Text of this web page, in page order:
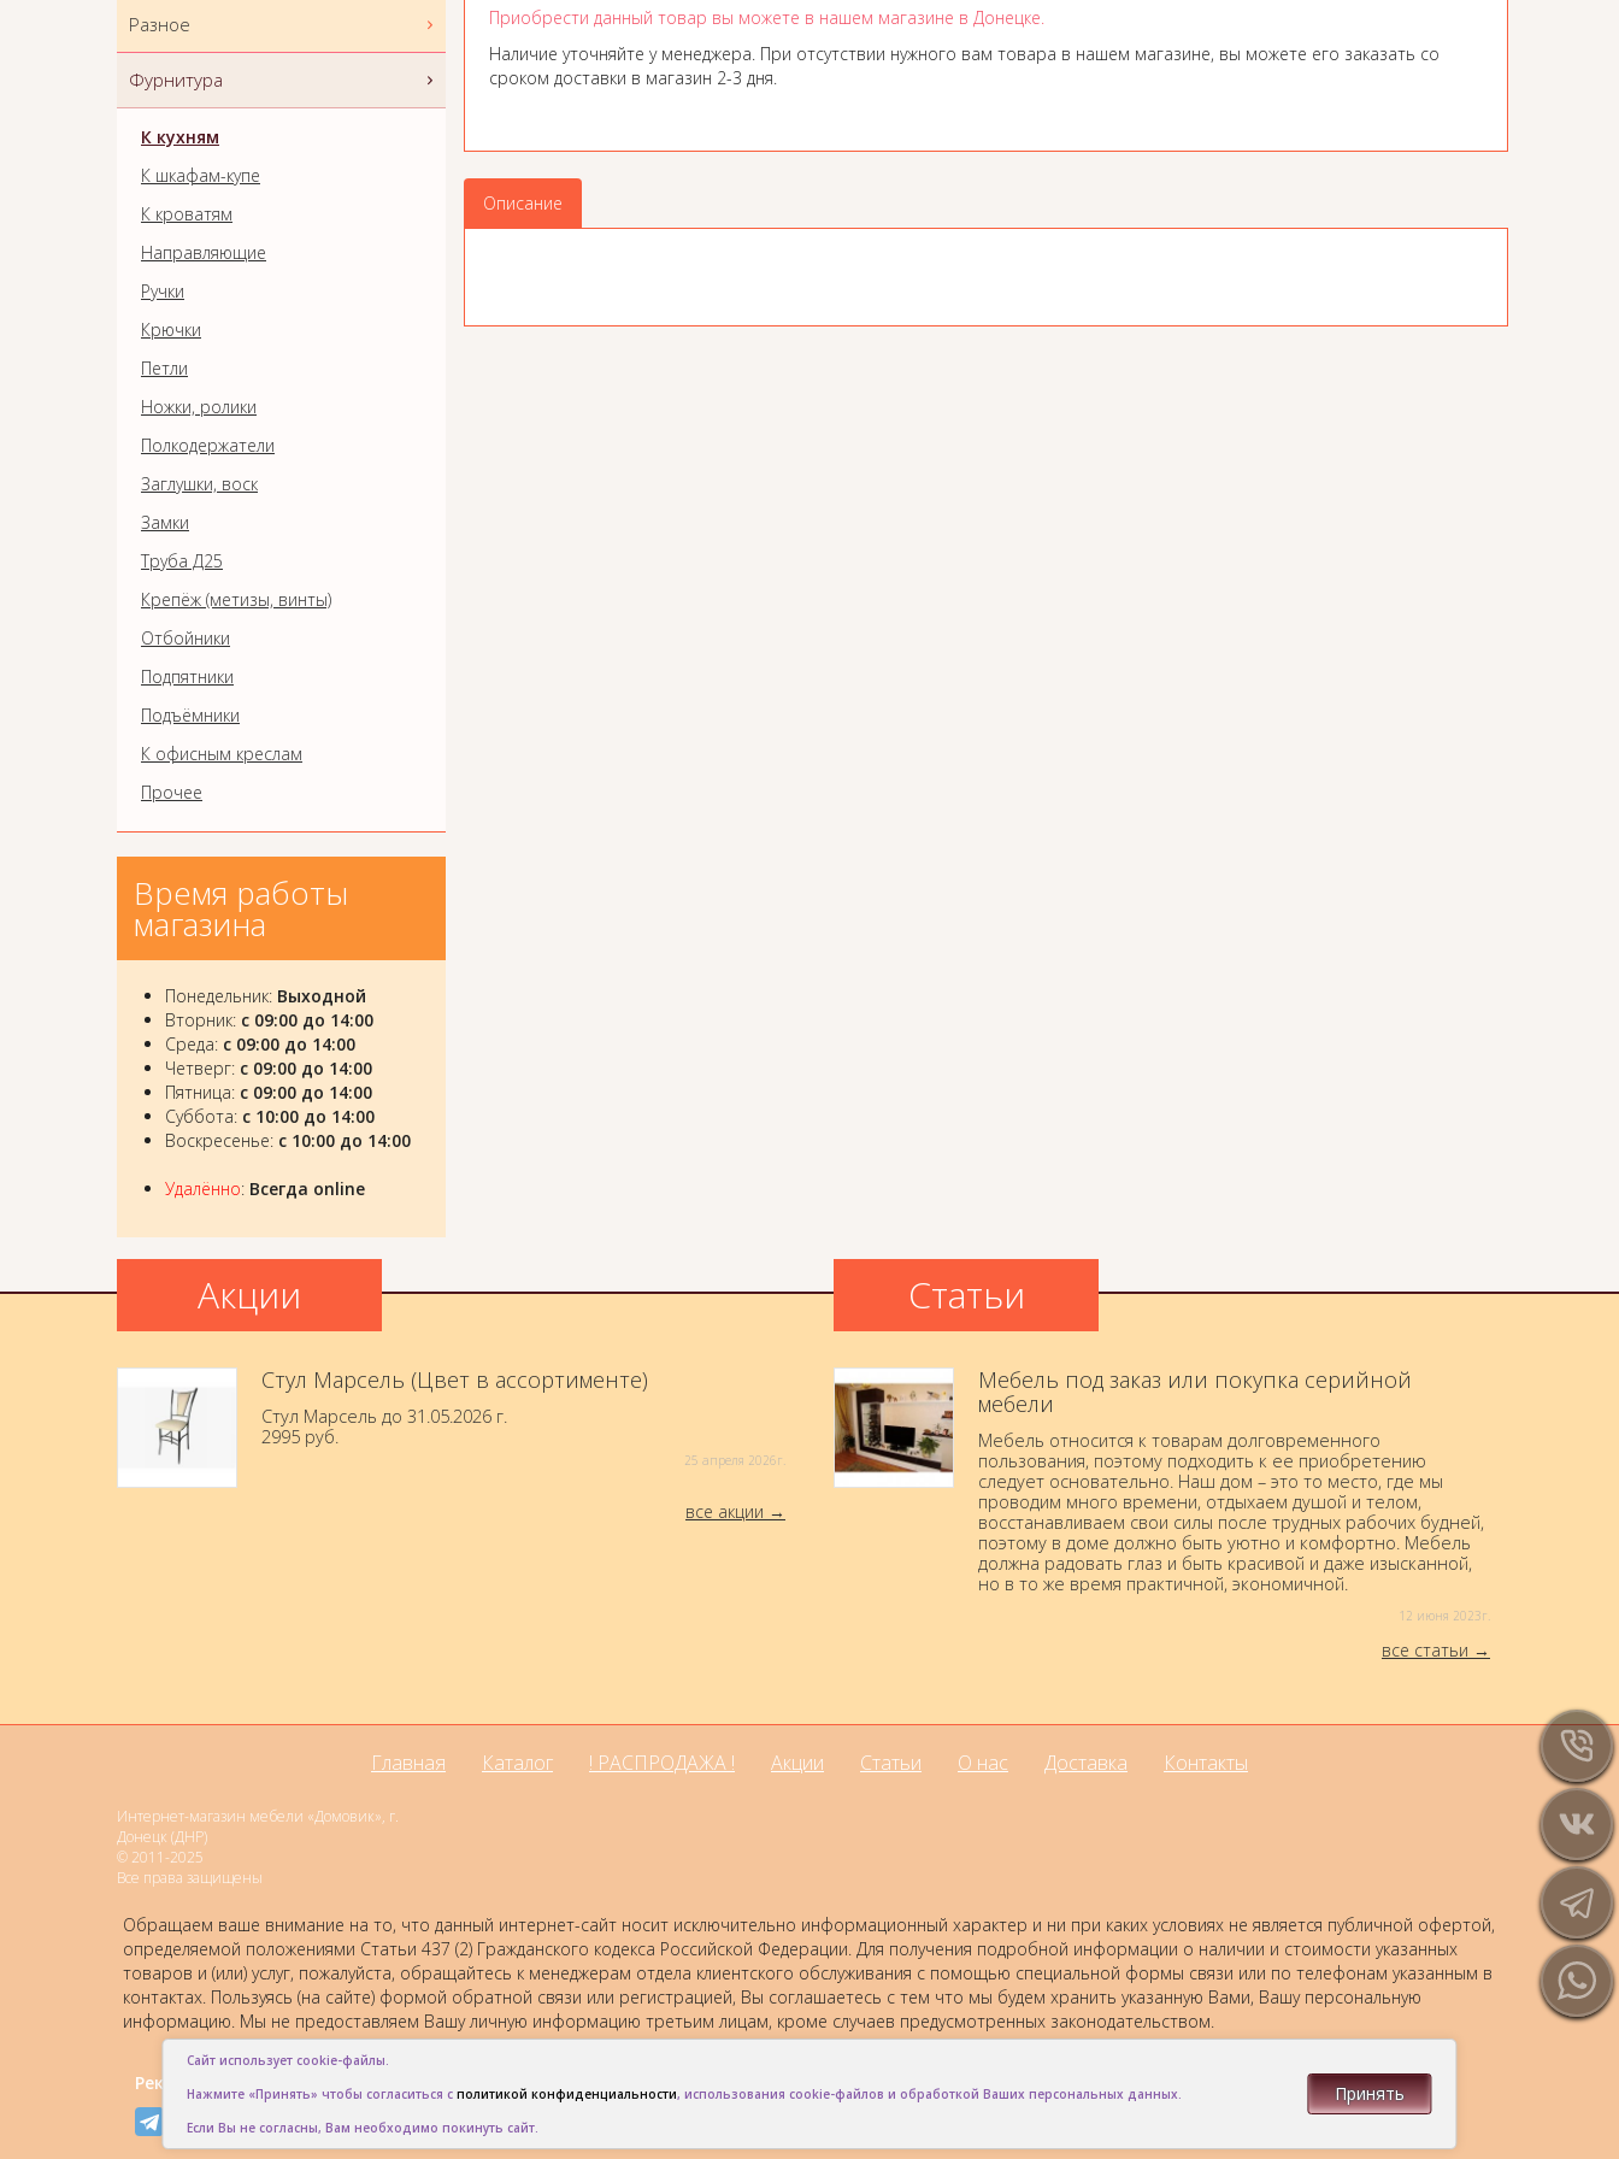
Приобрести данный товар вы можете в нашем магазине в Донецке.
Наличие уточняйте у менеджера. При отсутствии нужного вам товара в нашем магазине, вы можете его заказать со
сроком доставки в магазин 2-3 дня.
Описание
Разное
Фурнитура
К кухням
К шкафам-купе
К кроватям
Направляющие
Ручки
Крючки
Петли
Ножки, ролики
Полкодержатели
Заглушки, воск
Замки
Труба Д25
Крепёж (метизы, винты)
Отбойники
Подпятники
Подъёмники
К офисным креслам
Прочее
Время работы
магазина
Понедельник: Выходной
Вторник: с 09:00 до 14:00
Среда: с 09:00 до 14:00
Четверг: с 09:00 до 14:00
Пятница: с 09:00 до 14:00
Суббота: с 10:00 до 14:00
Воскресенье: с 10:00 до 14:00
Удалённо: Всегда online
Акции
Стул Марсель (Цвет в ассортименте)
Стул Марсель до 31.05.2026 г.
2995 руб.
25 aпреля 2026г.
все акции
Статьи
Мебель под заказ или покупка серийной
мебели
Мебель относится к товарам долговременного
пользования, поэтому подходить к ее приобретению
следует основательно. Наш дом – это то место, где мы
проводим много времени, отдыхаем душой и телом,
восстанавливаем свои силы после трудных рабочих будней,
поэтому в доме должно быть уютно и комфортно. Мебель
должна радовать глаз и быть красивой и даже изысканной,
но в то же время практичной, экономичной.
12 июня 2023г.
все статьи
Главная Каталог ! РАСПРОДАЖА ! Акции Статьи О нас Доставка Контакты
Интернет-магазин мебели «Домовик», г.
Донецк (ДНР)
© 2011-2025
Все права защищены
Обращаем ваше внимание на то, что данный интернет-сайт носит исключительно информационный характер и ни при каких условиях не является публичной офертой,
определяемой положениями Статьи 437 (2) Гражданского кодекса Российской Федерации. Для получения подробной информации о наличии и стоимости указанных
товаров и (или) услуг, пожалуйста, обращайтесь к менеджерам отдела клиентского обслуживания с помощью специальной формы связи или по телефонам указанным в
контактах. Пользуясь (на сайте) формой обратной связи или регистрацией, Вы соглашаетесь с тем что мы будем хранить указанную Вами, Вашу персональную
информацию. Мы не предоставляем Вашу личную информацию третьим лицам, кроме случаев предусмотренных законодательством.
Рекомендовать друзьям:
Сайт использует cookie-файлы.
Нажмите «Принять» чтобы согласиться сполитикой конфиденциальности, использования cookie-файлов и обработкой Ваших персональных данных.
Если Вы не согласны, Вам необходимо покинуть сайт.
Принять